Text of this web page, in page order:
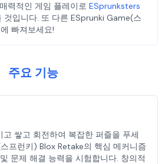
력적인 게임 플레이로 ESprunksters
것입니다. 또 다른 ESprunki Game(스
빠져보세요!
주요 기능
고 쌓고 회전하여 복잡한 퍼즐을 푸세
프런키) Blox Retake의 핵심 메커니즘
문제 해결 능력을 시험합니다. 창의적